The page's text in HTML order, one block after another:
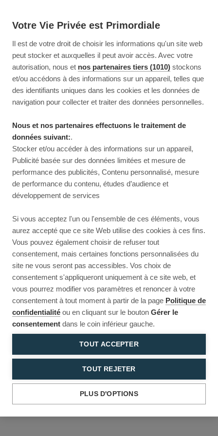
Votre Vie Privée est Primordiale
Il est de votre droit de choisir les informations qu'un site web
peut stocker et auxquelles il peut avoir accès. Avec votre
autorisation, nous et nos partenaires tiers (1010) stockons
et/ou accédons à des informations sur un appareil, telles que
des identifiants uniques dans les cookies et les données de
navigation pour collecter et traiter des données personnelles.
Nous et nos partenaires effectuons le traitement de
données suivant:.
Stocker et/ou accéder à des informations sur un appareil,
Publicité basée sur des données limitées et mesure de
performance des publicités, Contenu personnalisé, mesure
de performance du contenu, études d’audience et
développement de services
Si vous acceptez l'un ou l'ensemble de ces éléments, vous
aurez accepté que ce site Web utilise des cookies à ces fins.
Vous pouvez également choisir de refuser tout
consentement, mais certaines fonctions personnalisées du
site ne vous seront pas accessibles. Vos choix de
consentement s'appliqueront uniquement à ce site web, et
vous pourrez modifier vos paramètres et renoncer à votre
consentement à tout moment à partir de la page Politique de
confidentialité ou en cliquant sur le bouton Gérer le
consentement dans le coin inférieur gauche.
TOUT ACCEPTER
TOUT REJETER
PLUS D'OPTIONS
Reload to try again, or go back.
Reload Back